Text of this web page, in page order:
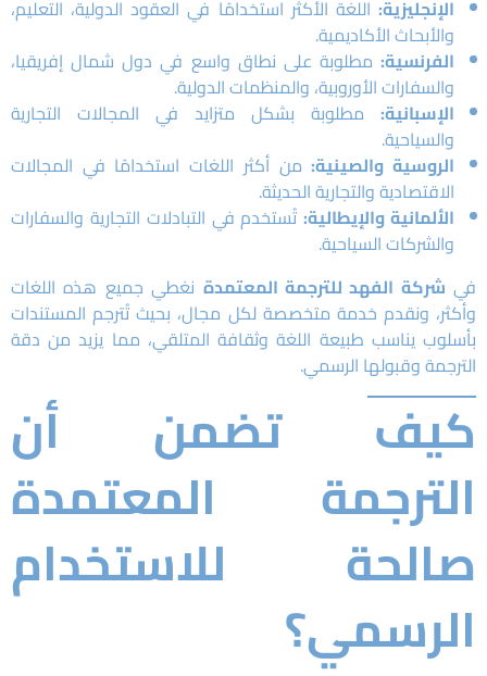
الإنجليزية: اللغة الأكثر استخدامًا في العقود الدولية، التعليم،
والأبحاث الأكاديمية.
الفرنسية: مطلوبة على نطاق واسع في دول شمال إفريقيا،
والسفارات الأوروبية، والمنظمات الدولية.
الإسبانية: مطلوبة بشكل متزايد في المجالات التجارية
والسياحية.
الروسية والصينية: من أكثر اللغات استخدامًا في المجالات
الاقتصادية والتجارية الحديثة.
الألمانية والإيطالية: تُستخدم في التبادلات التجارية والسفارات
والشركات السياحية.
في شركة الفهد للترجمة المعتمدة نغطي جميع هذه اللغات
وأكثر، ونقدم خدمة متخصصة لكل مجال، بحيث تُترجم المستندات
بأسلوب يناسب طبيعة اللغة وثقافة المتلقي، مما يزيد من دقة
الترجمة وقبولها الرسمي.
كيف تضمن أن
الترجمة المعتمدة
صالحة للاستخدام
الرسمي؟